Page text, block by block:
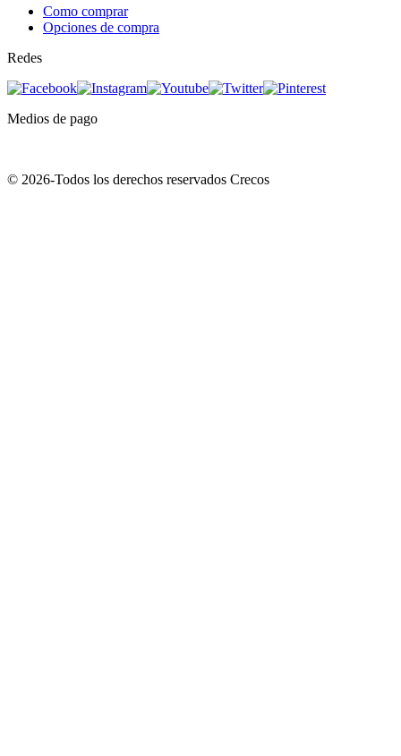
Como comprar
Opciones de compra
Redes
Medios de pago
© 2026-Todos los derechos reservados Crecos